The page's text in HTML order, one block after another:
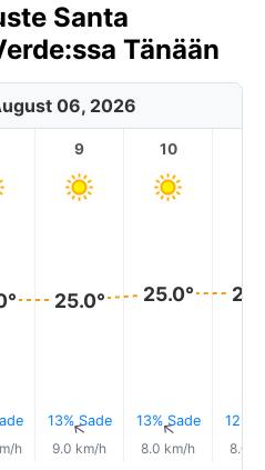
Santa
Tänään
06, 2026
h
9
25.0°
13% Sade
↑
9.0 km/h
10
25.0°
13% Sade
↑
8.0 km/h
12%
8.0